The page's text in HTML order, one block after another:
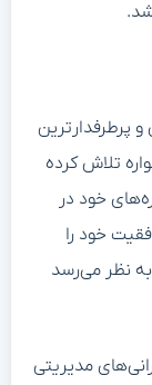
پرطرفدارترین
تلاش کرده
خود در
خود را
به نظر می‌رسد
مدیریتی